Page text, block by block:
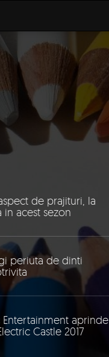
de prajituri, la
acest sezon
periuta de dinti
Entertainment aprinde
Castle 2017